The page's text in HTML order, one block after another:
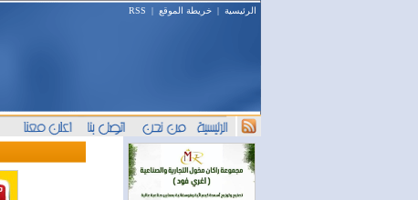
الرئيسية | خريطة الموقع |
RSS